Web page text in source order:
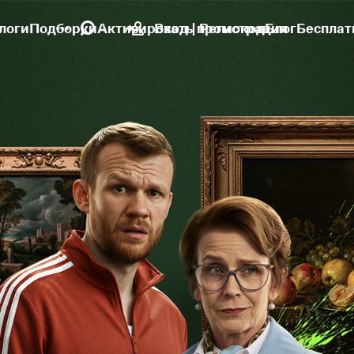
ПодборкиАктивировать промокодБлог
Вход | Регистрация